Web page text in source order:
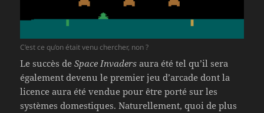
C’est ce qu’on était venu chercher, non ?
Le succès deSpace Invaders aura été tel qu’il sera
également devenu le premier jeu d’arcade dont la
licence aura été vendue pour être porté sur les
systèmes domestiques. Naturellement, quoi de plus